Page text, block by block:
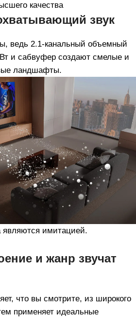
качества
звук
ведь 2.1-канальный объемный
и сабвуфер создают смелые и
ландшафты.
являются имитацией.
и жанр звучат
что вы смотрите, из широкого
применяет идеальные